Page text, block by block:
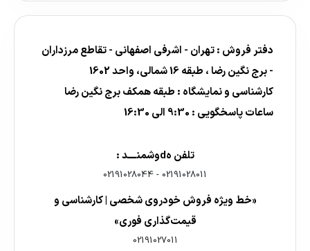
دفتر فروش : تهران - اشرفی اصفهانی - تقاطع مرزداران
- برج نگین رضا ، طبقه 16 شمالی، واحد 1602
کارشناسی و نمایشگاه : طبقه همکف برج نگین رضا
ساعات پاسخگویی : 9:30 الی 16:30
تلفن هdوشمنــــد :
02191028011
-
02191028044
«خط ویژه فروش خودروی شخصی | کارشناسی و
قیمت‌گذاری فوری»
02191027011